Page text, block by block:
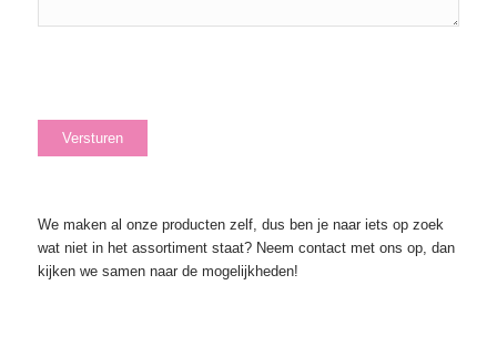
Versturen
We maken al onze producten zelf, dus ben je naar iets op zoek
wat niet in het assortiment staat? Neem contact met ons op, dan
kijken we samen naar de mogelijkheden!